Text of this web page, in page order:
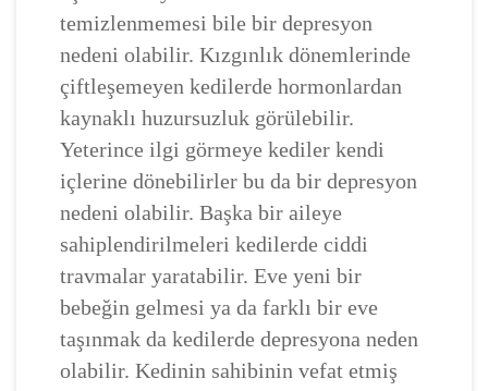
temizlenmemesi bile bir depresyon
nedeni olabilir. Kızgınlık dönemlerinde
çiftleşemeyen kedilerde hormonlardan
kaynaklı huzursuzluk görülebilir.
Yeterince ilgi görmeye kediler kendi
içlerine dönebilirler bu da bir depresyon
nedeni olabilir. Başka bir aileye
sahiplendirilmeleri kedilerde ciddi
travmalar yaratabilir. Eve yeni bir
bebeğin gelmesi ya da farklı bir eve
taşınmak da kedilerde depresyona neden
olabilir. Kedinin sahibinin vefat etmiş